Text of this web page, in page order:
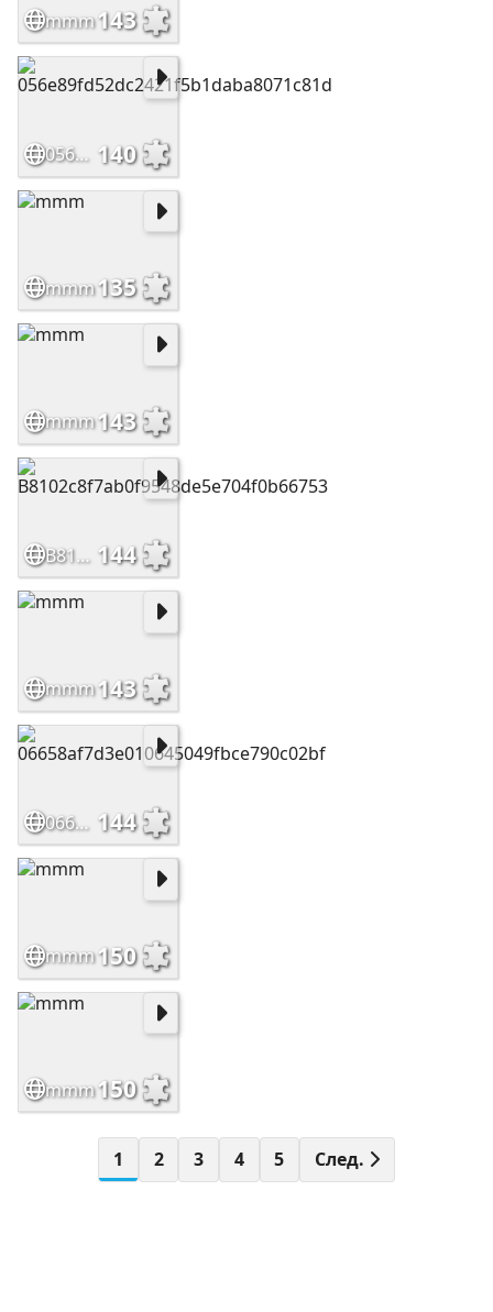
mmm143
056e89fd52dc2421f5b1daba8071c81d 140
mmm135
mmm143
B8102c8f7ab0f9548de5e704f0b66753 144
mmm143
06658af7d3e010645049fbce790c02bf 144
mmm150
mmm150
1 2 3 4 5 След.